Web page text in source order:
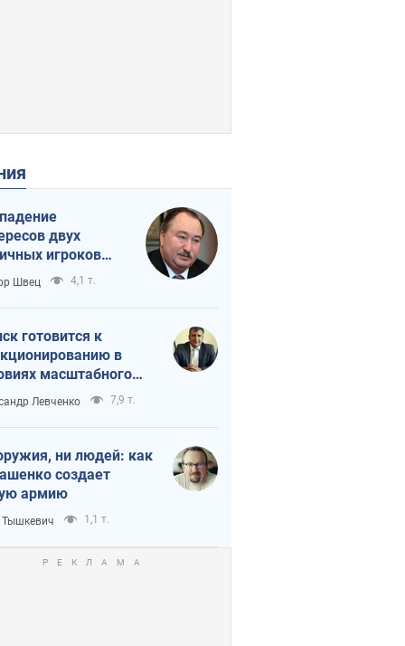
двух
игроков
тайный план
и Путина?
Швец 4,1 т.
готовится к
в
масштабного
кризиса
Левченко 7,9 т.
ни людей: как
создает
армию
Тышкевич 1,1 т.